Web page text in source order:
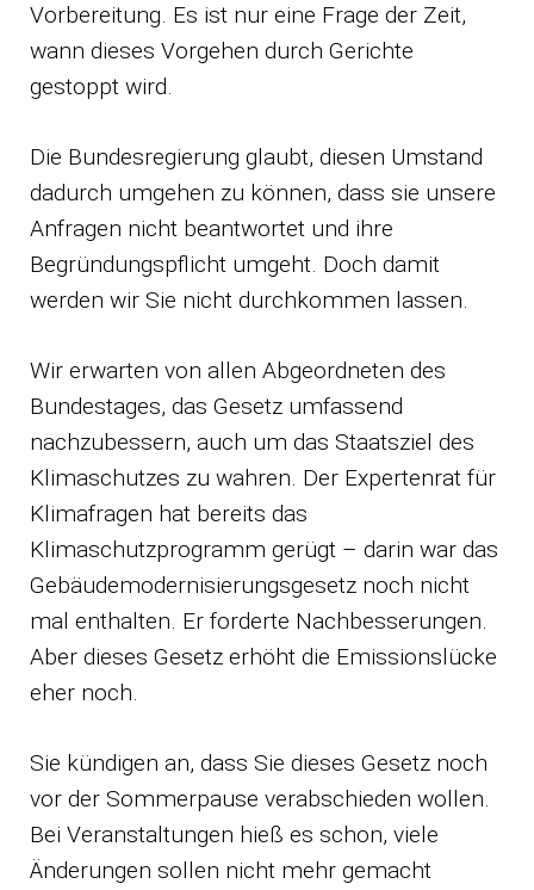
Vorbereitung. Es ist nur eine Frage der Zeit,
wann dieses Vorgehen durch Gerichte
gestoppt wird.
Die Bundesregierung glaubt, diesen Umstand
dadurch umgehen zu können, dass sie unsere
Anfragen nicht beantwortet und ihre
Begründungspflicht umgeht. Doch damit
werden wir Sie nicht durchkommen lassen.
Wir erwarten von allen Abgeordneten des
Bundestages, das Gesetz umfassend
nachzubessern, auch um das Staatsziel des
Klimaschutzes zu wahren. Der Expertenrat für
Klimafragen hat bereits das
Klimaschutzprogramm gerügt – darin war das
Gebäudemodernisierungsgesetz noch nicht
mal enthalten. Er forderte Nachbesserungen.
Aber dieses Gesetz erhöht die Emissionslücke
eher noch.
Sie kündigen an, dass Sie dieses Gesetz noch
vor der Sommerpause verabschieden wollen.
Bei Veranstaltungen hieß es schon, viele
Änderungen sollen nicht mehr gemacht